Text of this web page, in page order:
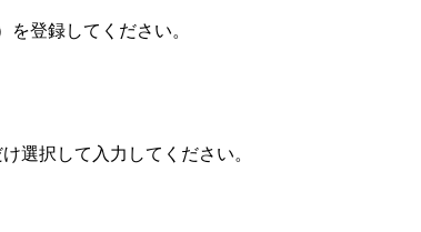
登録してください。
選択して入力してください。